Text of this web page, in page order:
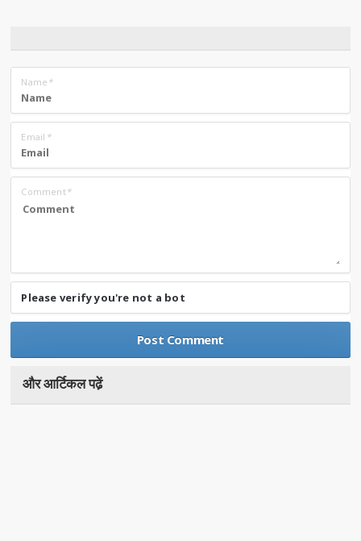
Name *
Email *
Comment*
Please verify you're not a bot
और आर्टिकल पढे़ं